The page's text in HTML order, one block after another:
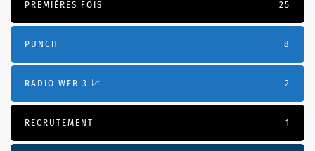
PREMIÈRES FOIS 25
PUNCH 8
RADIO WEB 3 📈 2
RECRUTEMENT 1